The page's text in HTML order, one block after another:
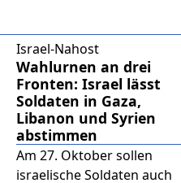
Israel-Nahost
Wahlurnen an drei
Fronten: Israel lässt
Soldaten in Gaza,
Libanon und Syrien
abstimmen
Am 27. Oktober sollen
israelische Soldaten auch